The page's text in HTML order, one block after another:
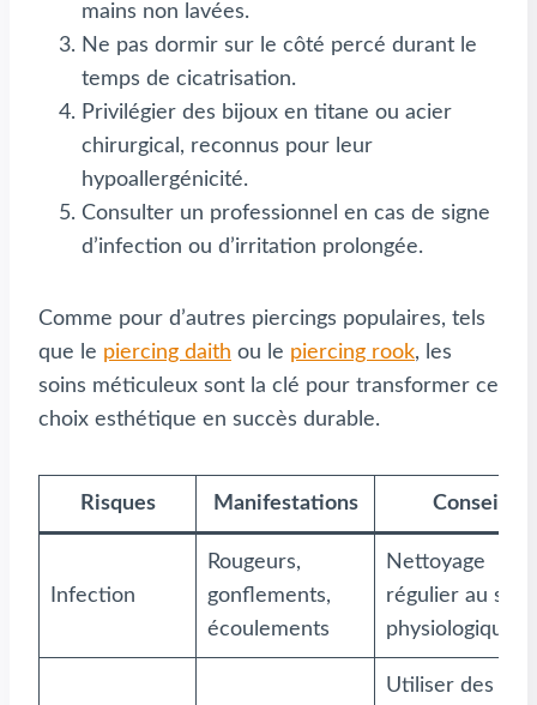
mains non lavées.
Ne pas dormir sur le côté percé durant le
temps de cicatrisation.
Privilégier des bijoux en titane ou acier
chirurgical, reconnus pour leur
hypoallergénicité.
Consulter un professionnel en cas de signe
d’infection ou d’irritation prolongée.
Comme pour d’autres piercings populaires, tels
que le piercing daith ou le piercing rook, les
soins méticuleux sont la clé pour transformer ce
choix esthétique en succès durable.
Risques Manifestations Conseils
Infection
Rougeurs,
gonflements,
écoulements
Nettoyage
régulier au
physiologique
Utiliser des